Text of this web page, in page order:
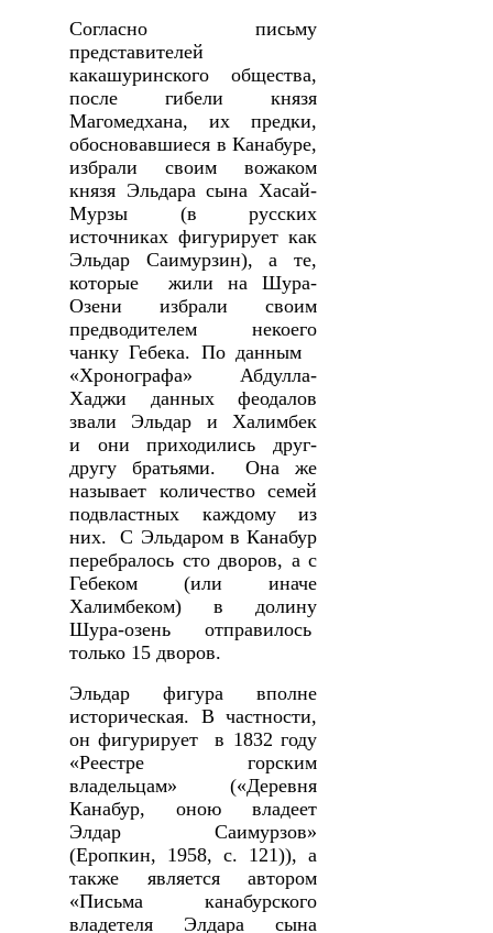
Согласно письму
представителей
какашуринского общества,
после гибели князя
Магомедхана, их предки,
обосновавшиеся в Канабуре,
избрали своим вожаком
князя Эльдара сына Хасай-
Мурзы (в русских
источниках фигурирует как
Эльдар Саимурзин), а те,
которые жили на Шура-
Озени избрали своим
предводителем некоего
чанку Гебека. По данным
«Хронографа» Абдулла-
Хаджи данных феодалов
звали Эльдар и Халимбек
и они приходились друг-
другу братьями. Она же
называет количество семей
подвластных каждому из
них. С Эльдаром в Канабур
перебралось сто дворов, а с
Гебеком (или иначе
Халимбеком) в долину
Шура-озень отправилось
только 15 дворов.
Эльдар фигура вполне
историческая. В частности,
он фигурирует в 1832 году
«Реестре горским
владельцам» («Деревня
Канабур, оною владеет
Элдар Саимурзов»
(Еропкин, 1958, с. 121)), а
также является автором
«Письма канабурского
владетеля Элдара сына